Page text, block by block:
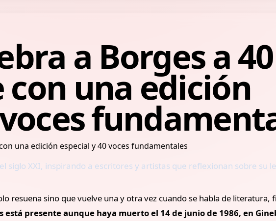
a Borges a
una edición
siglo XXI, inspirando a escritores y artistas que reflexionan sobre su
resuena sino que vuelve una y otra vez cuando se habla de literatura,
está presente aunque haya muerto el 14 de junio de 1986, en